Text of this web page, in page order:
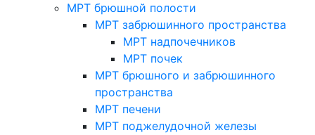
МРТ брюшной полости
МРТ забрюшинного пространства
МРТ надпочечников
МРТ почек
МРТ брюшного и забрюшинного
пространства
МРТ печени
МРТ поджелудочной железы